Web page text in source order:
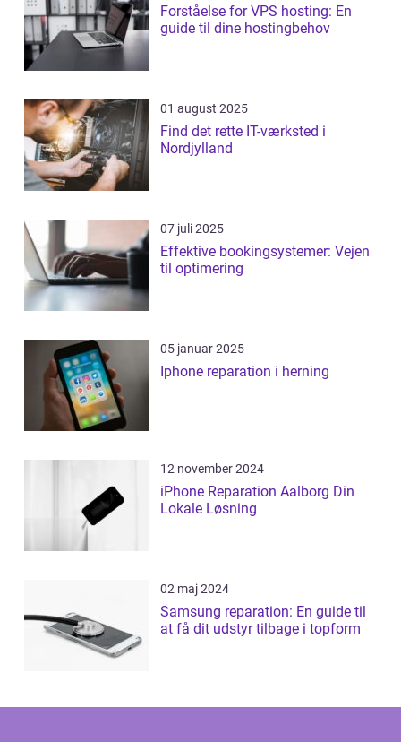
Forståelse for VPS hosting: En
guide til dine hostingbehov
01 august 2025
Find det rette IT-værksted i
Nordjylland
07 juli 2025
Effektive bookingsystemer: Vejen
til optimering
05 januar 2025
Iphone reparation i herning
12 november 2024
iPhone Reparation Aalborg Din
Lokale Løsning
02 maj 2024
Samsung reparation: En guide til
at få dit udstyr tilbage i topform